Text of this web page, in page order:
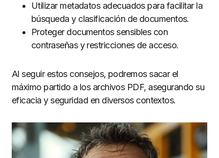
Utilizar metadatos adecuados para facilitar la
búsqueda y clasificación de documentos.
Proteger documentos sensibles con
contraseñas y restricciones de acceso.
Al seguir estos consejos, podremos sacar el
máximo partido a los archivos PDF, asegurando su
eficacia y seguridad en diversos contextos.